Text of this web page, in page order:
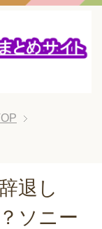
退し
ソニー